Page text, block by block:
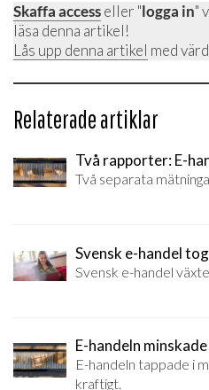
Skaffa accesseller "logga in"
läsa denna artikel!
Lås upp denna artikel med
Relaterade artiklar
Två rapporter: E-
Två separata
Svensk e-handel
Svensk e-handel
E-handeln
E-handeln tappade i
kraftigt.